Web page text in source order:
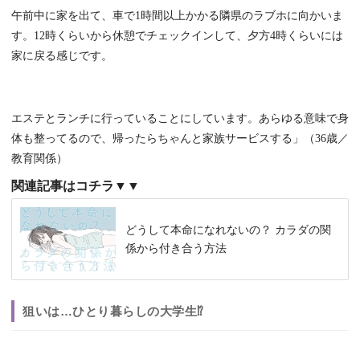
午前中に家を出て、車で1時間以上かかる隣県のラブホに向かいま
す。12時くらいから休憩でチェックインして、夕方4時くらいには
家に戻る感じです。
エステとランチに行っていることにしています。あらゆる意味で身
体も整ってるので、帰ったらちゃんと家族サービスする」（36歳／
教育関係）
関連記事はコチラ▼▼
どうして本命になれないの？ カラダの関
係から付き合う方法
狙いは…ひとり暮らしの大学生⁉